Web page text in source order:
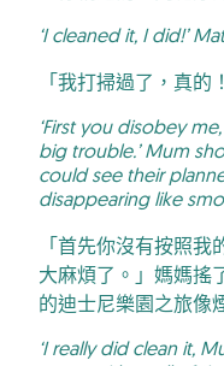
‘I cleaned it, I did!’
「我打掃過了，真的
‘First you disobey
big trouble.’ Mum
could see their
disappearing like
「首先你沒有按照
大麻煩了。」媽媽搖
的迪士尼樂園之旅像
‘I really did clean it,